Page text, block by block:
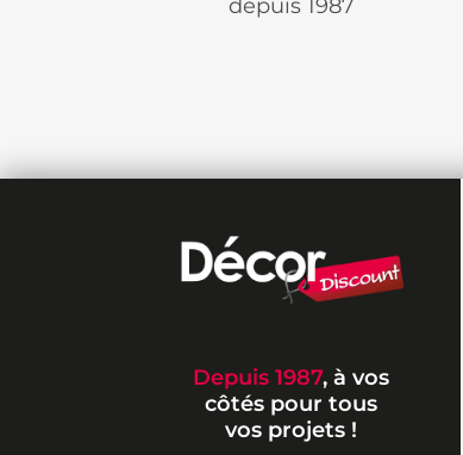
depuis 1987
Depuis 1987, à vos
côtés pour tous
vos projets !